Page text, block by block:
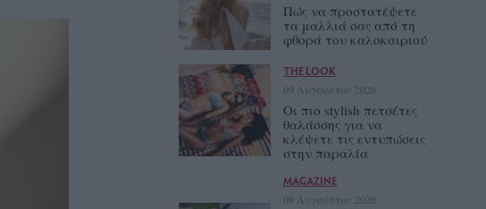
Πώς να προστατέψετε
τα μαλλιά σας από τη
φθορά του καλοκαιριού
THE LOOK
09 Αυγούστου 2026
Οι πιο stylish πετσέτες
θαλάσσης για να
κλέψετε τις εντυπώσεις
στην παραλία
MAGAZINE
09 Αυγούστου 2026